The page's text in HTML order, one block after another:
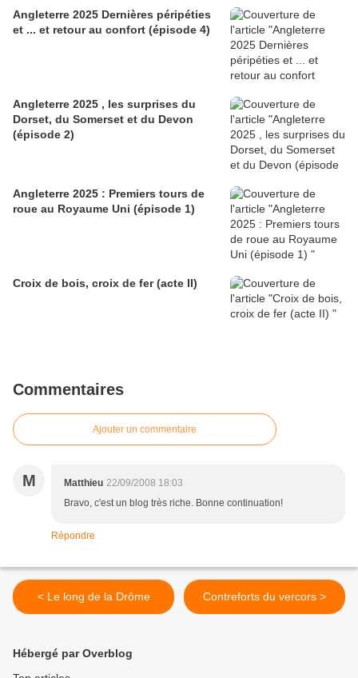
Angleterre 2025 Dernières péripéties
et ... et retour au confort (épisode 4)
Angleterre 2025 , les surprises du
Dorset, du Somerset et du Devon
(épisode 2)
Angleterre 2025 : Premiers tours de
roue au Royaume Uni (épisode 1)
Croix de bois, croix de fer (acte II)
Commentaires
Ajouter un commentaire
M Matthieu 22/09/2008 18:03
Bravo, c'est un blog très riche. Bonne continuation!
Répondre
< Le long de la Drôme Contreforts du vercors >
Hébergé par Overblog